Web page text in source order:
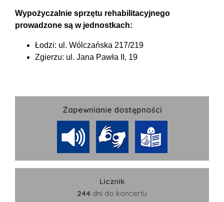
Wypożyczalnie sprzętu rehabilitacyjnego
prowadzone są w jednostkach:
Łodzi: ul. Wólczańska 217/219
Zgierzu: ul. Jana Pawła II, 19
Zapewnianie dostępności
Licznik
244 dni do koncertu